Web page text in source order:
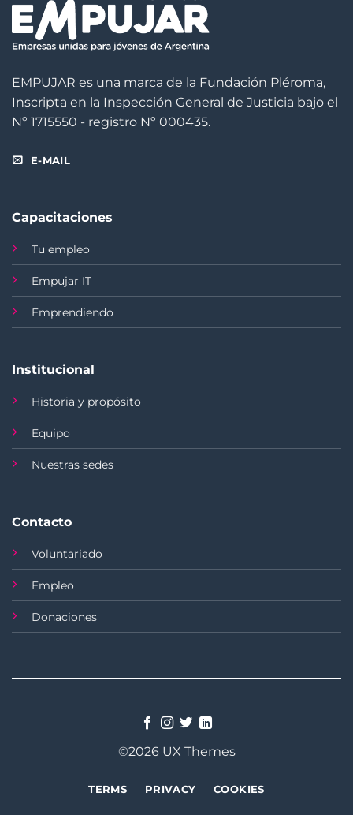
EMPUJAR es una marca de la Fundación Pléroma,
Inscripta en la Inspección General de Justicia bajo el
Nº 1715550 - registro Nº 000435.
E-MAIL
Capacitaciones
Tu empleo
Empujar IT
Emprendiendo
Institucional
Historia y propósito
Equipo
Nuestras sedes
Contacto
Voluntariado
Empleo
Donaciones
©2026 UX Themes
TERMS PRIVACY COOKIES